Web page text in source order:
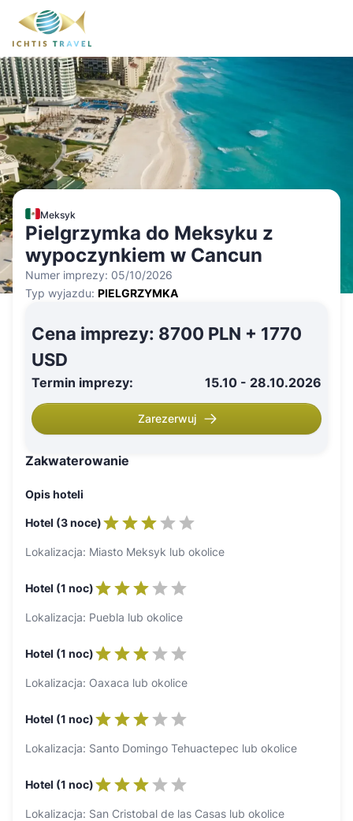
Meksyk
Pielgrzymka do Meksyku z
wypoczynkiem w Cancun
Numer imprezy: 05/10/2026
Typ wyjazdu: PIELGRZYMKA
Cena imprezy: 8700 PLN + 1770
USD
Termin imprezy: 15.10 - 28.10.2026
Zarezerwuj
Zakwaterowanie
Opis hoteli
Hotel (3 noce)
Lokalizacja: Miasto Meksyk lub okolice
Hotel (1 noc)
Lokalizacja: Puebla lub okolice
Hotel (1 noc)
Lokalizacja: Oaxaca lub okolice
Hotel (1 noc)
Lokalizacja: Santo Domingo Tehuactepec lub okolice
Hotel (1 noc)
Lokalizacja: San Cristobal de las Casas lub okolice